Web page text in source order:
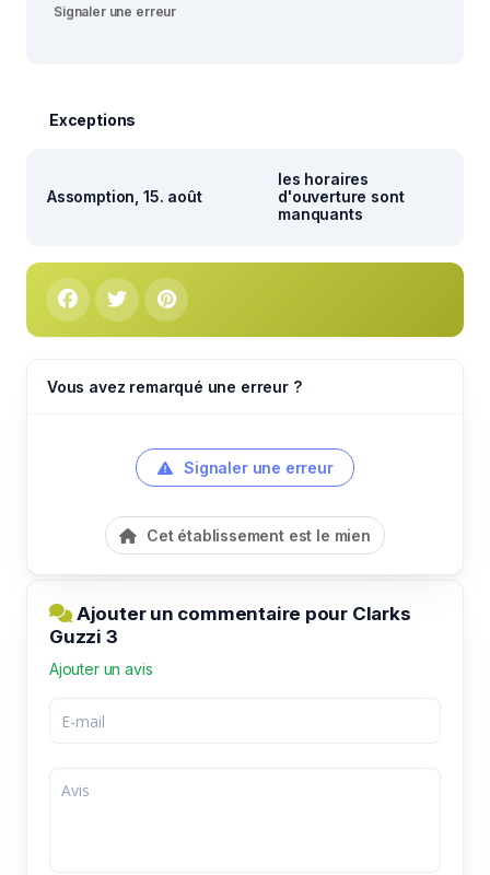
Signaler une erreur
Exceptions
Assomption, 15. août
les horaires
d'ouverture sont
manquants
Vous avez remarqué une erreur ?
Signaler une erreur
Cet établissement est le mien
Ajouter un commentaire pour Clarks
Guzzi 3
Ajouter un avis